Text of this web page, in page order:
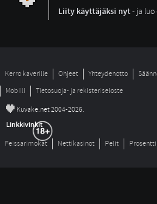
Liity käyttäjäksi nyt- ja luo
Kerro kaverille Ohjeet Yhteydenotto
Mobiili
Tietosuoja- ja rekisteriseloste
© Kuvake.net 2004-2026.
Linkkivinkit
Feissarimokat Nettikasinot Pelit